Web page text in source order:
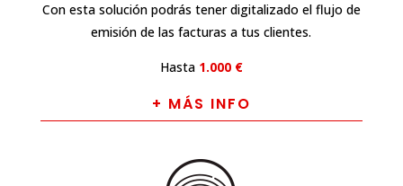
Con esta solución podrás tener digitalizado el flujo de
emisión de las facturas a tus clientes.
Hasta 1.000 €
+ MÁS INFO